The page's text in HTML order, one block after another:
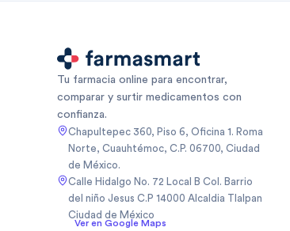
Tu farmacia online para encontrar,
comparar y surtir medicamentos con
confianza.
Chapultepec 360, Piso 6, Oficina 1. Roma
Norte, Cuauhtémoc, C.P. 06700, Ciudad
de México.
Calle Hidalgo No. 72 Local B Col. Barrio
del niño Jesus C.P 14000 Alcaldia Tlalpan
Ciudad de México
Ver en Google Maps